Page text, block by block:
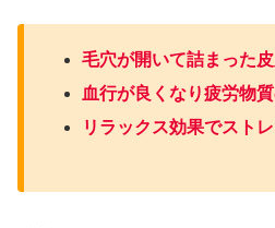
毛穴が開いて詰まった
血行が良くなり疲労物
リラックス効果でスト